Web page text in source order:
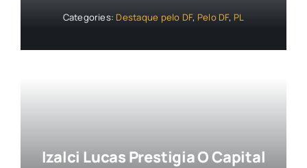
Categories: Destaque pelo DF, Pelo DF, PL
Izalci Lucas Prestigia O Capital